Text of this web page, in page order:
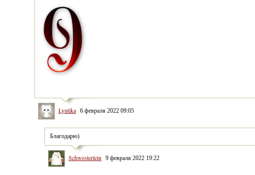
Lyutika 6 февраля 2022 09:05
Благодарю)
Schwesterlein 9 февраля 2022 19:22